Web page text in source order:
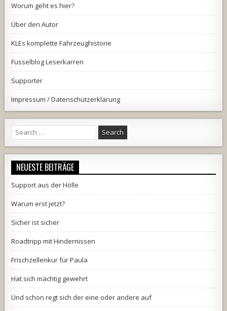
Worum geht es hier?
Über den Autor
KLEs komplette Fahrzeughistorie
Fusselblog Leserkarren
Supporter
Impressum / Datenschutzerklärung
Search
for:
NEUESTE BEITRÄGE
Support aus der Hölle
Warum erst jetzt?
Sicher ist sicher
Roadtripp mit Hindernissen
Frischzellenkur für Paula
Hat sich mächtig gewehrt
Und schon regt sich der eine oder andere auf